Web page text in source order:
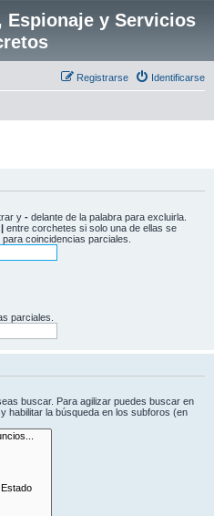
Espionaje y Servicios
Identificarse
Registrarse
y - delante de la palabra para excluirla.
| entre corchetes si solo una de ellas se
coincidencias parciales.
parciales.
buscar. Para agilizar puedes buscar en
habilitar la búsqueda en los subforos (en